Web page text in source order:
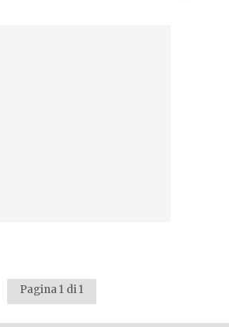
Pagina 1 di 1